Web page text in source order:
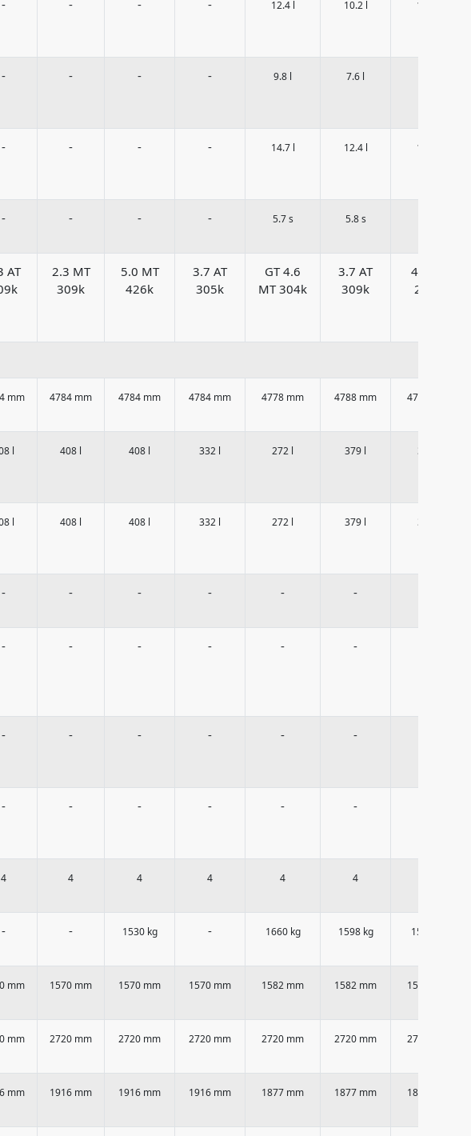
- - - - 12.4 l 10.2 l 12.4 l
- - - - 9.8 l 7.6 l
- - - - 14.7 l 12.4 l 14.7 l
- - - - 5.7 s 5.8 s
AT
2.3 MT
309k
5.0 MT
426k
3.7 AT
305k
GT 4.6
MT 304k
3.7 AT
309k
4.0 AT
213k
mm 4784 mm 4784 mm 4784 mm 4778 mm 4788 mm 4778 mm
l 408 l 408 l 332 l 272 l 379 l 379 l
l 408 l 408 l 332 l 272 l 379 l 379 l
- - - - - -
- - - - - -
- - - - - -
- - - - - -
4 4 4 4 4 4
- - 1530 kg - 1660 kg 1598 kg 1567 kg
mm 1570 mm 1570 mm 1570 mm 1582 mm 1582 mm 1582 mm
mm 2720 mm 2720 mm 2720 mm 2720 mm 2720 mm 2720 mm
mm 1916 mm 1916 mm 1916 mm 1877 mm 1877 mm 1877 mm